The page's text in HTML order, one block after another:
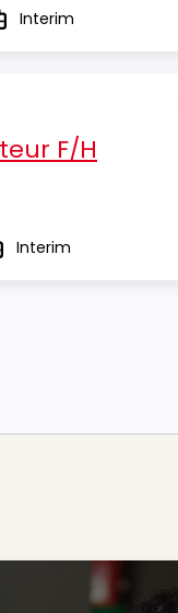
Interim
F/H
Interim